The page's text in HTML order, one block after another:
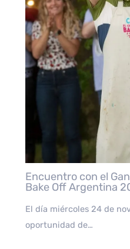
Encuentro con el
Bake Off Argentina
El día miércoles 24 de
oportunidad de…